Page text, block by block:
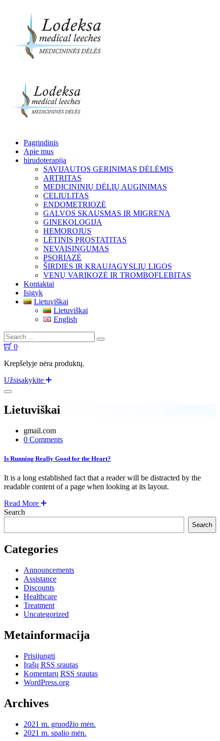
Pagrindinis
Apie mus
hirudoterapija
SAVIJAUTOS GERINIMAS DĖLĖMIS
ARTRITAS
MEDICININIŲ DĖLIŲ AUGINIMAS
CELIULITAS
ENDOMETRIOZĖ
GALVOS SKAUSMAS IR MIGRENA
GINEKOLOGIJA
HEMOROJUS
LĖTINIS PROSTATITAS
NEVAISINGUMAS
PSORIAZĖ
ŠIRDIES IR KRAUJAGYSLIŲ LIGOS
VENŲ VARIKOZĖ IR TROMBOFLEBITAS
Kontaktai
Isigyk
Lietuviškai
Lietuviškai
English
Search
for:
Search
0
Krepšelyje nėra produktų.
Užsisakykite
Lietuviškai
gmail.com
0 Comments
Is Running Really Good for the Heart?
It is a long established fact that a reader will be distracted by the
readable content of a page when looking at its layout.
Read More
Search
Search
Categories
Announcements
Assistance
Discounts
Healthcare
Treatment
Uncategorized
Metainformacija
Prisijungti
Įrašų RSS srautas
Komentarų RSS srautas
WordPress.org
Archives
2021 m. gruodžio mėn.
2021 m. spalio mėn.